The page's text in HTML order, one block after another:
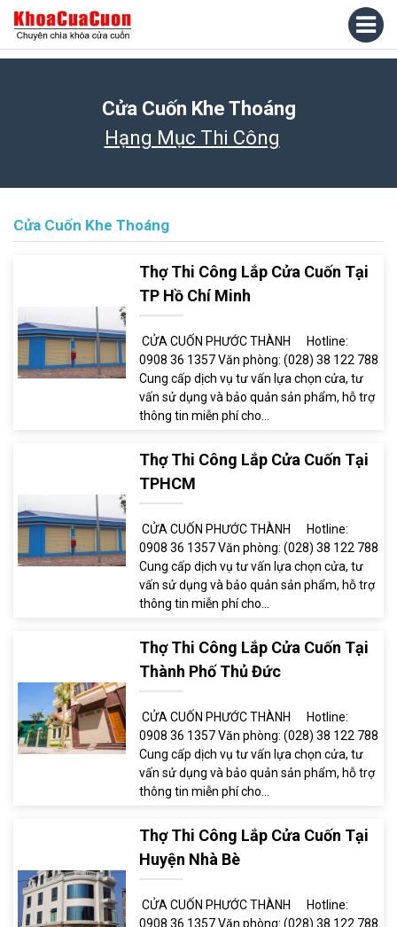
Cửa Cuốn Khe Thoáng
Hạng Mục Thi Công
Cửa Cuốn Khe Thoáng
Thợ Thi Công Lắp Cửa Cuốn Tại
TP Hồ Chí Minh
CỬA CUỐN PHƯỚC THÀNH Hotline:
0908 36 1357 Văn phòng: (028) 38 122 788
Cung cấp dịch vụ tư vấn lựa chọn cửa, tư
vấn sử dụng và bảo quản sản phẩm, hỗ trợ
thông tin miễn phí cho...
Thợ Thi Công Lắp Cửa Cuốn Tại
TPHCM
CỬA CUỐN PHƯỚC THÀNH Hotline:
0908 36 1357 Văn phòng: (028) 38 122 788
Cung cấp dịch vụ tư vấn lựa chọn cửa, tư
vấn sử dụng và bảo quản sản phẩm, hỗ trợ
thông tin miễn phí cho...
Thợ Thi Công Lắp Cửa Cuốn Tại
Thành Phố Thủ Đức
CỬA CUỐN PHƯỚC THÀNH Hotline:
0908 36 1357 Văn phòng: (028) 38 122 788
Cung cấp dịch vụ tư vấn lựa chọn cửa, tư
vấn sử dụng và bảo quản sản phẩm, hỗ trợ
thông tin miễn phí cho...
Thợ Thi Công Lắp Cửa Cuốn Tại
Huyện Nhà Bè
CỬA CUỐN PHƯỚC THÀNH Hotline:
0908 36 1357 Văn phòng: (028) 38 122 788